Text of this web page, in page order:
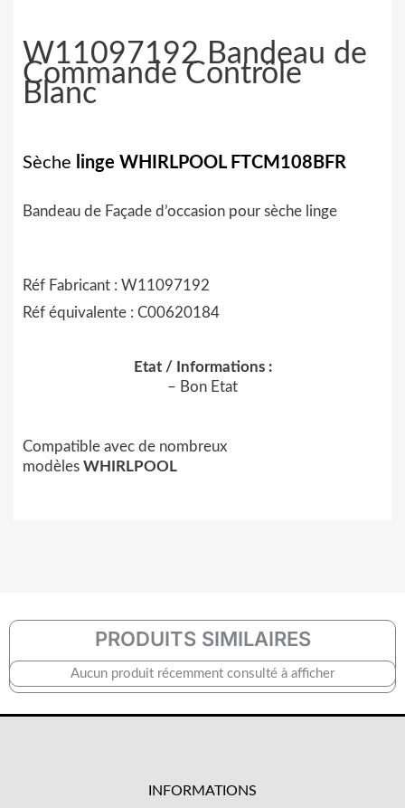
W11097192 Bandeau de
Commande Contrôle
Blanc
Sèche linge WHIRLPOOL FTCM108BFR
Bandeau de Façade d’occasion pour sèche linge
Réf Fabricant : W11097192
Réf équivalente : C00620184
Etat / Informations :
– Bon Etat
Compatible avec de nombreux
modèles WHIRLPOOL
PRODUITS SIMILAIRES
Aucun produit récemment consulté à afficher
INFORMATIONS